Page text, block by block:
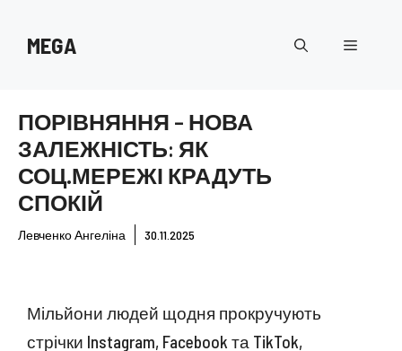
MEGA Меню
ПОРІВНЯННЯ – НОВА
ЗАЛЕЖНІСТЬ: ЯК
СОЦ.МЕРЕЖІ КРАДУТЬ
СПОКІЙ
Левченко Ангеліна 30.11.2025
Мільйони людей щодня прокручують
стрічки Instagram, Facebook та TikTok,